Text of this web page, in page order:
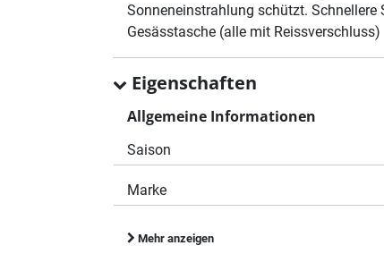
Sonneneinstrahlung schützt.
Gesässtasche (alle mit Reissverschluss)
Eigenschaften
Allgemeine Informationen
Saison
Marke
Mehr anzeigen